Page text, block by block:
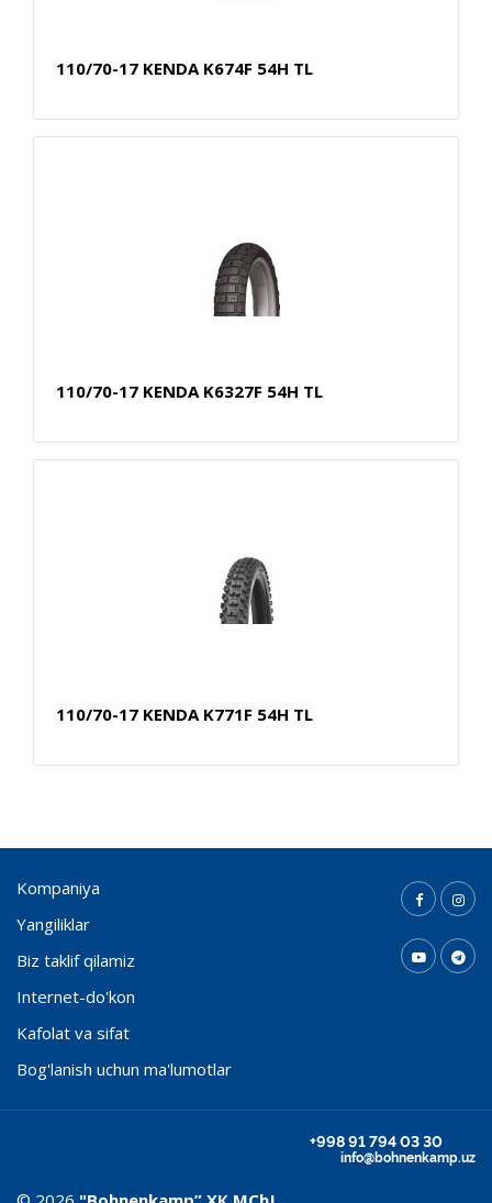
110/70-17 KENDA K674F 54H TL
110/70-17 KENDA K6327F 54H TL
110/70-17 KENDA K771F 54H TL
Kompaniya
Yangiliklar
Biz taklif qilamiz
Internet-do'kon
Kafolat va sifat
Bog'lanish uchun ma'lumotlar
+998 91 794 03 30
info@bohnenkamp.uz